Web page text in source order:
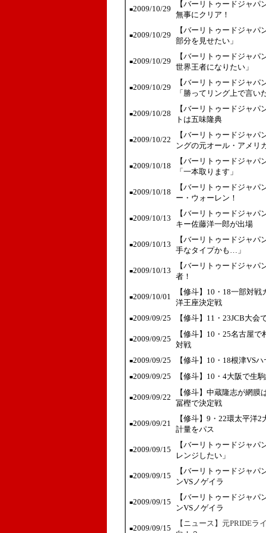
■2009/10/29
【バーリトゥードジャ
無事にクリア！
■2009/10/29
【バーリトゥードジャ
部分を見せたい」
■2009/10/29
【バーリトゥードジャ
世界王者になりたい」
■2009/10/29
【バーリトゥードジャ
「勝ってリング上で言い
■2009/10/28
【バーリトゥードジャ
トは五味隆典
■2009/10/22
【バーリトゥードジャ
ングの元オール・アメリ
■2009/10/18
【バーリトゥードジャ
「一本取ります」
■2009/10/18
【バーリトゥードジャ
ー・ウォーレン！
■2009/10/13
【バーリトゥードジャ
キー佐藤洋一郎が出場
■2009/10/13
【バーリトゥードジャ
手なタイプかも…」
■2009/10/13
【バーリトゥードジャ
者！
■2009/10/01
【修斗】10・18一部対
洋王座決定戦
■2009/09/25 【修斗】11・23JCB大
■2009/09/25
【修斗】10・25名古屋
対戦
■2009/09/25 【修斗】10・18根津VS
■2009/09/25 【修斗】10・4大阪で生
■2009/09/22
【修斗】中蔵隆志が網
冨樫で決定戦
■2009/09/21
【修斗】9・22環太平洋
計量をパス
■2009/09/15
【バーリトゥードジャ
レンジしたい」
■2009/09/15
【バーリトゥードジャ
ンVSノゲイラ
■2009/09/15
【バーリトゥードジャ
ンVSノゲイラ
■2009/09/15
【ニュース】元PRIDE